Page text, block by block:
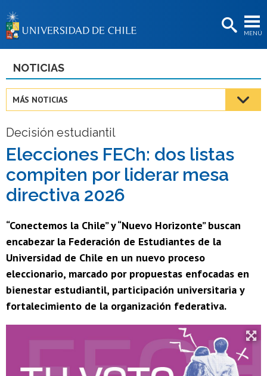
MENÚ
BIBLIOTECAS
Estudiantes
Académicas/os
Funcionarias/os
Egresadas/os
NOTICIAS
MÁS NOTICIAS
Decisión estudiantil
Elecciones FECh: dos listas
compiten por liderar mesa
directiva 2026
“Conectemos la Chile” y “Nuevo Horizonte” buscan
encabezar la Federación de Estudiantes de la
Universidad de Chile en un nuevo proceso
eleccionario, marcado por propuestas enfocadas en
bienestar estudiantil, participación universitaria y
fortalecimiento de la organización federativa.